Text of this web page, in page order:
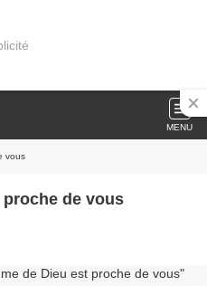
MENU
vous
proche de vous